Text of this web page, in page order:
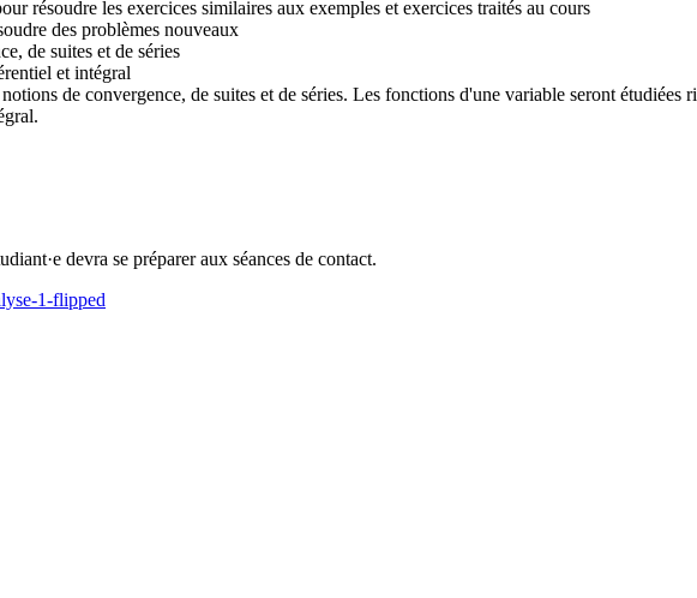
résoudre les exercices similaires aux exemples et exercices traités au cours
des problèmes nouveaux
de suites et de séries
et intégral
de convergence, de suites et de séries. Les fonctions d'une variable seront
devra se préparer aux séances de contact.
1-flipped